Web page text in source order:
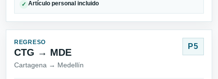
✓ Artículo personal incluido
REGRESO
CTG → MDE
Cartagena → Medellín
P5